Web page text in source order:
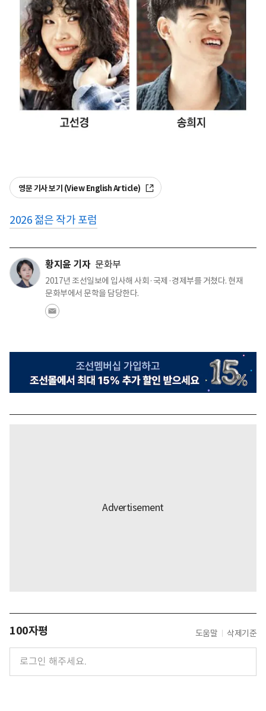
영문 기사 보기 (View English Article)
2026 젊은 작가 포럼
황지윤 기자 문화부
2017년 조선일보에 입사해 사회·국제·경제부를 거쳤다. 현재
문화부에서 문학을 담당한다.
100자평 도움말 삭제기준